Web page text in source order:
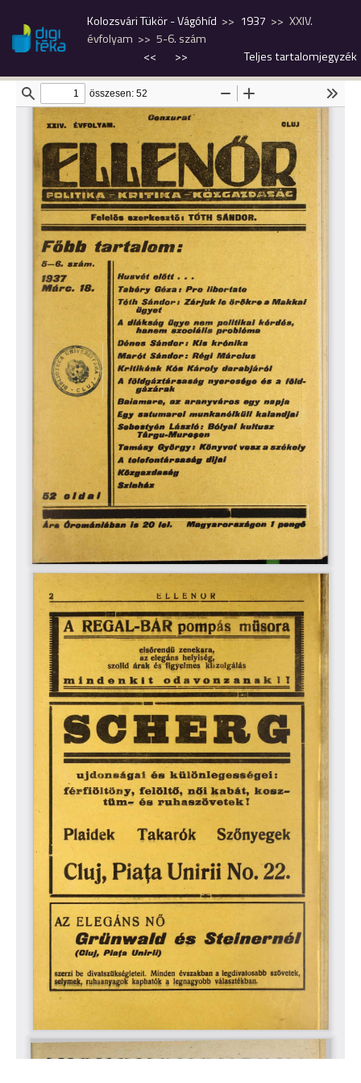
Kolozsvári Tükör - Vágóhíd 1937
XXIV.
évfolyam
5-6. szám
<<
>> Teljes tartalomjegyzék